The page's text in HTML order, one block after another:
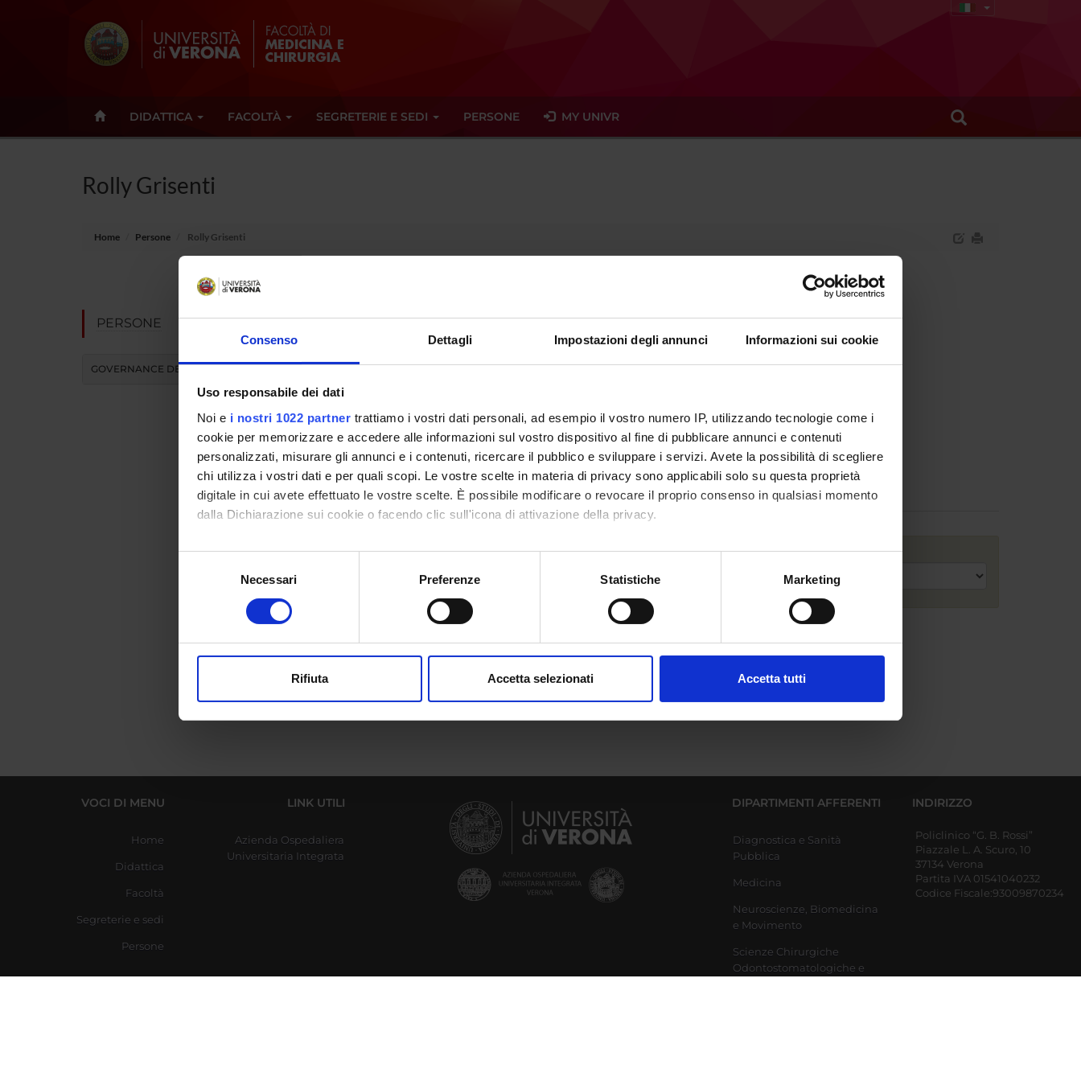
Consenso Dettagli Impostazioni degli annunci Informazioni sui cookie
Uso responsabile dei dati
Noi e i nostri 1022 partner trattiamo i vostri dati personali, ad esempio il vostro numero IP, utilizzando tecnologie come i
cookie per memorizzare e accedere alle informazioni sul vostro dispositivo al fine di pubblicare annunci e contenuti
personalizzati, misurare gli annunci e i contenuti, ricercare il pubblico e sviluppare i servizi. Avete la possibilità di scegliere
chi utilizza i vostri dati e per quali scopi. Le vostre scelte in materia di privacy sono applicabili solo su questa proprietà
digitale in cui avete effettuato le vostre scelte. È possibile modificare o revocare il proprio consenso in qualsiasi momento
dalla Dichiarazione sui cookie o facendo clic sull'icona di attivazione della privacy.
Con il tuo consenso, vorremmo anche:
raccogliere informazioni sulla tua posizione geografica, con un'approssimazione di qualche metro,
digitali).
modificare o ritirare il tuo consenso in qualsiasi momento dalla Dichiarazione sui cookie.
Necessari Preferenze Statistiche Marketing
Rifiuta Accetta selezionati Accetta tutti
DIDATTICA FACOLTÀ SEGRETERIE E SEDI PERSONE MY UNIVR
Rolly Grisenti
Home Persone Rolly Grisenti
PERSONE
GOVERNANCE DELLA FACOLTÀ
Non presente dal 30 settembre 2019
Didattica 0 Avvisi 0 Ricerca Incarichi
INSEGNAMENTI
Insegnamenti attivi nel periodo selezionato:
Clicca sull'insegnamento per vedere orari e dettagli del corso.
Anno accademico
VOCI DI MENU
Home
Didattica
Facoltà
Segreterie e sedi
Persone
LINK UTILI
Azienda Ospedaliera
Universitaria Integrata
DIPARTIMENTI AFFERENTI
Diagnostica e Sanità
Pubblica
Medicina
Neuroscienze, Biomedicina
e Movimento
Scienze Chirurgiche
Odontostomatologiche e
INDIRIZZO
Policlinico “G. B. Rossi”
Piazzale L. A. Scuro, 10
37134 Verona
Partita IVA 01541040232
Codice Fiscale:93009870234